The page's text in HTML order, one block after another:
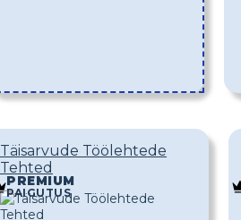
Täisarvude Töölehtede
Tehted
PREMIUM
PAIGUTUS